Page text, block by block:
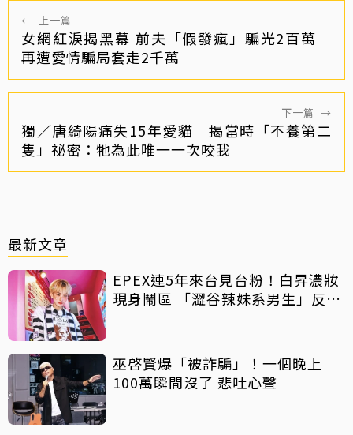
← 上一篇
女網紅淚揭黑幕 前夫「假發瘋」騙光2百萬
再遭愛情騙局套走2千萬
下一篇 →
獨／唐綺陽痛失15年愛貓 揭當時「不養第二
隻」祕密：牠為此唯一一次咬我
最新文章
EPEX連5年來台見台粉！白昇濃妝
現身鬧區 「澀谷辣妹系男生」反差
巫啓賢爆「被詐騙」！一個晚上
100萬瞬間沒了 悲吐心聲